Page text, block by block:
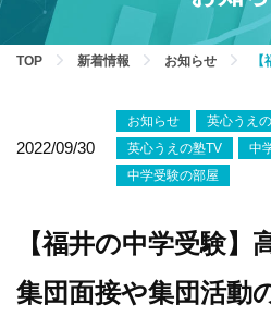
TOP 新着情報 お知らせ
2022/09/30
お知らせ
英心うえ
英心うえの塾TV
中
中学受験の部屋
【福井の中学受験】
集団面接や集団活動